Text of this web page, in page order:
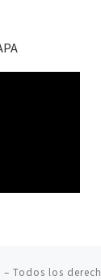
– Todos los